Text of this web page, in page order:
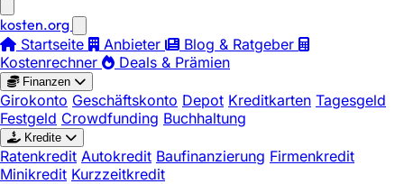
kosten.org
Startseite
Anbieter
Blog & Ratgeber
Kostenrechner
Deals & Prämien
Finanzen
Girokonto Geschäftskonto Depot Kreditkarten Tagesgeld
Festgeld Crowdfunding Buchhaltung
Kredite
Ratenkredit Autokredit Baufinanzierung Firmenkredit
Minikredit Kurzzeitkredit